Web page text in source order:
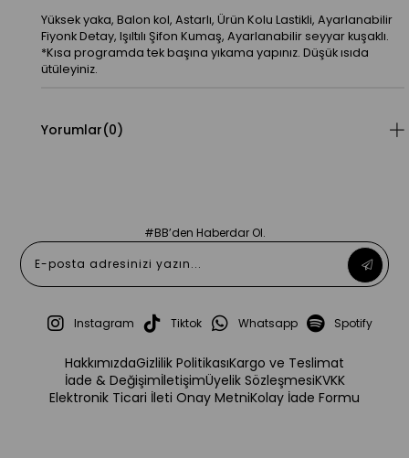
Yüksek yaka, Balon kol, Astarlı, Ürün Kolu Lastikli, Ayarlanabilir
Fiyonk Detay, Işıltılı Şifon Kumaş, Ayarlanabilir seyyar kuşaklı.
*Kısa programda tek başına yıkama yapınız. Düşük ısıda
ütüleyiniz.
Yorumlar(0)
#BB’den Haberdar Ol.
Instagram Tiktok Whatsapp Spotify
HakkımızdaGizlilik PolitikasıKargo ve Teslimat
İade & DeğişimİletişimÜyelik SözleşmesiKVKK
Elektronik Ticari İleti Onay MetniKolay İade Formu